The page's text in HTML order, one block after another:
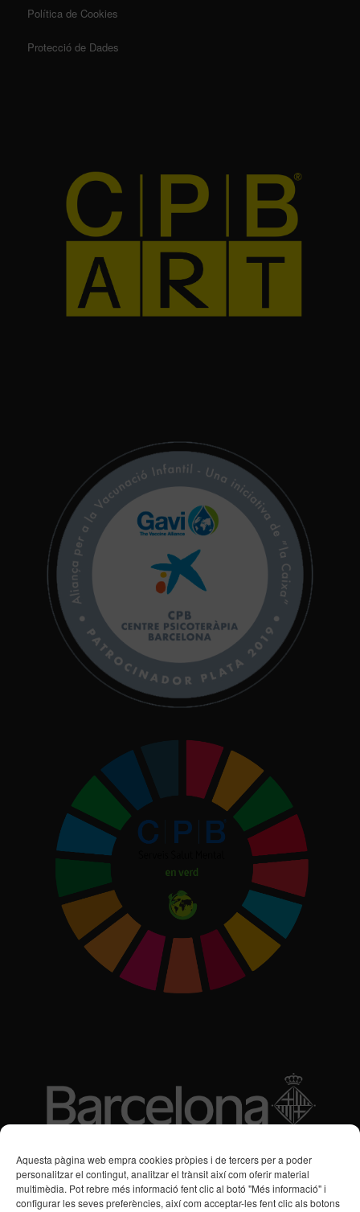
Aquesta pàgina web empra cookies pròpies i de tercers per a poder
personalitzar el contingut, analitzar el trànsit així com oferir material
multimèdia. Pot rebre més informació fent clic al botó "Més informació" i
configurar les seves preferències, així com acceptar-les fent clic als botons
Política de Cookies
Protecció de Dades
Subvencions des de 2016
Programa de Vacances/Suport Respir Familiar